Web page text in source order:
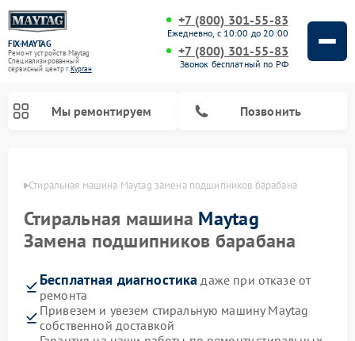
FIX-MAYTAG
Ремонт устройств Maytag
Специализированный
cервисный центр г.Курган
+7 (800) 301-55-83
Ежедневно, с 10:00 до 20:00
+7 (800) 301-55-83
Звонок бесплатный по РФ
Мы ремонтируем Позвонить
Стиральная машина Maytag замена подшипников барабана
Стиральная машина Maytag
Замена подшипников барабана
Бесплатная диагностика даже при отказе от
ремонта
Привезем и увезем стиральную машину Maytag
собственной доставкой